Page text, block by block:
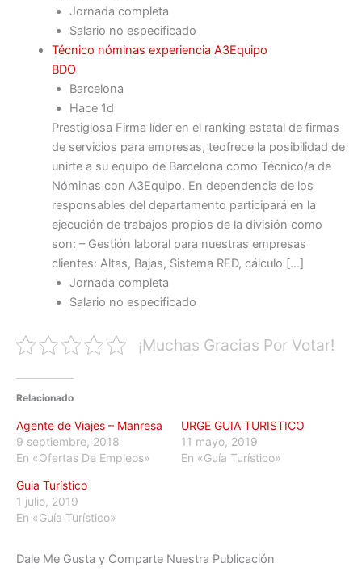
Jornada completa
Salario no especificado
Técnico nóminas experiencia A3Equipo
BDO
Barcelona
Hace 1d
Prestigiosa Firma líder en el ranking estatal de firmas
de servicios para empresas, teofrece la posibilidad de
unirte a su equipo de Barcelona como Técnico/a de
Nóminas con A3Equipo. En dependencia de los
responsables del departamento participará en la
ejecución de trabajos propios de la división como
son: – Gestión laboral para nuestras empresas
clientes: Altas, Bajas, Sistema RED, cálculo […]
Jornada completa
Salario no especificado
¡Muchas Gracias Por Votar!
Relacionado
Agente de Viajes – Manresa
9 septiembre, 2018
En «Ofertas De Empleos»
URGE GUIA TURISTICO
11 mayo, 2019
En «Guía Turístico»
Guia Turístico
1 julio, 2019
En «Guía Turístico»
Dale Me Gusta y Comparte Nuestra Publicación